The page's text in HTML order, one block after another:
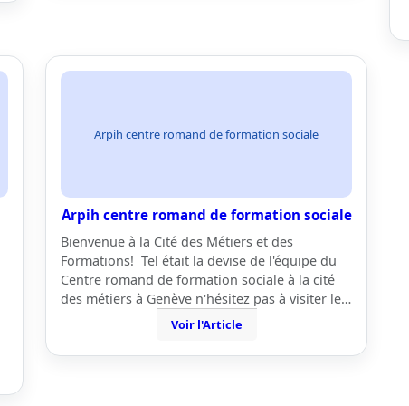
Arpih centre romand de formation sociale
Arpih centre romand de formation sociale
Bienvenue à la Cité des Métiers et des
Formations! Tel était la devise de l'équipe du
Centre romand de formation sociale à la cité
des métiers à Genève n'hésitez pas à visiter le…
Voir l'Article